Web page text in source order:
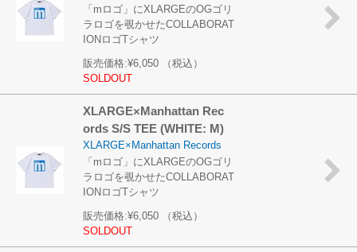
「mロゴ」にXLARGEのOGゴリ
ラロゴを覗かせたCOLLABORAT
IONロゴTシャツ
販売価格:¥6,050
（税込）
SOLDOUT
XLARGE×Manhattan Rec
ords S/S TEE (WHITE: M)
XLARGE×Manhattan Records
「mロゴ」にXLARGEのOGゴリ
ラロゴを覗かせたCOLLABORAT
IONロゴTシャツ
販売価格:¥6,050
（税込）
SOLDOUT